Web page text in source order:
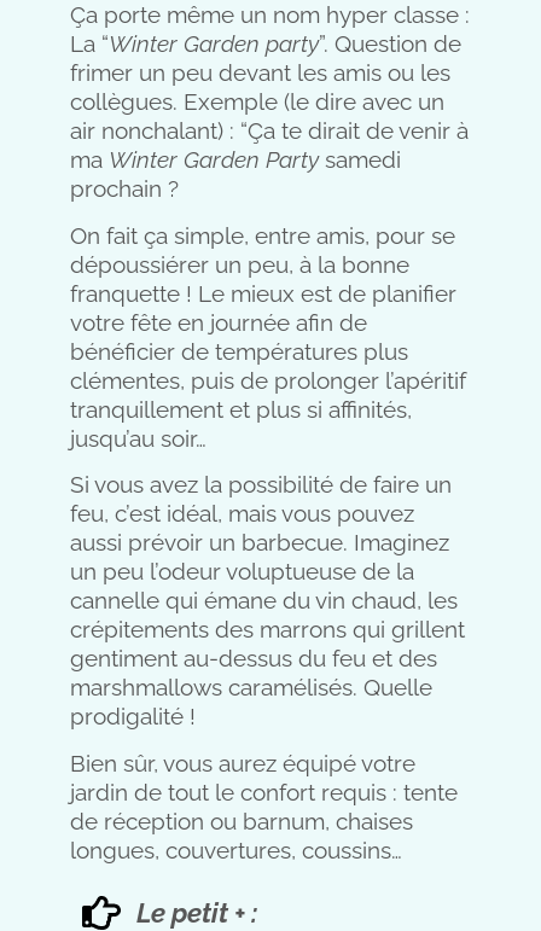
Ça porte même un nom hyper classe :
La “Winter Garden party”. Question de
frimer un peu devant les amis ou les
collègues. Exemple (le dire avec un
air nonchalant) : “Ça te dirait de venir à
ma Winter Garden Partysamedi
prochain ?
On fait ça simple, entre amis, pour se
dépoussiérer un peu, à la bonne
franquette ! Le mieux est de planifier
votre fête en journée afin de
bénéficier de températures plus
clémentes, puis de prolonger l’apéritif
tranquillement et plus si affinités,
jusqu’au soir…
Si vous avez la possibilité de faire un
feu, c’est idéal, mais vous pouvez
aussi prévoir un barbecue. Imaginez
un peu l’odeur voluptueuse de la
cannelle qui émane du vin chaud, les
crépitements des marrons qui grillent
gentiment au-dessus du feu et des
marshmallows caramélisés. Quelle
prodigalité !
Bien sûr, vous aurez équipé votre
jardin de tout le confort requis : tente
de réception ou barnum, chaises
longues, couvertures, coussins…
Le petit + :